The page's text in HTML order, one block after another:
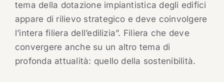
tema della dotazione impiantistica degli edifici
appare di rilievo strategico e deve coinvolgere
l’intera filiera dell’edilizia”. Filiera che deve
convergere anche su un altro tema di
profonda attualità: quello della sostenibilità.